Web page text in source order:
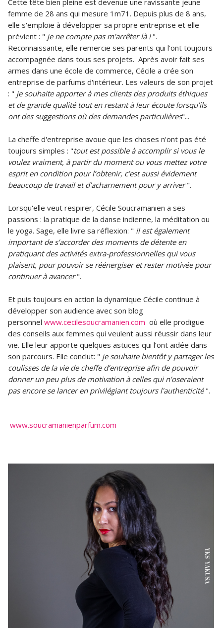
femme de 28 ans qui mesure 1m71. Depuis plus de 8 ans,
elle s'emploie à développer sa propre entreprise et elle
prévient : " je ne compte pas m’arrêter là !".
Reconnaissante, elle remercie ses parents qui l'ont toujours
accompagnée dans tous ses projets. Après avoir fait ses
armes dans une école de commerce, Cécile a crée son
entreprise de parfums d'intérieur. Les valeurs de son projet
: " je souhaite apporter à mes clients des produits éthiques
et de grande qualité tout en restant à leur écoute lorsqu’ils
ont des suggestions où des demandes particulières"...
La cheffe d'entreprise avoue que les choses n'ont pas été
toujours simples : "tout est possible à accomplir si vous le
voulez vraiment, à partir du moment ou vous mettez votre
esprit en condition pour l’obtenir, c’est aussi évidement
beaucoup de travail et d’acharnement pour y arriver".
Lorsqu'elle veut respirer, Cécile Soucramanien a ses
passions : la pratique de la danse indienne, la méditation ou
le yoga. Sage, elle livre sa réflexion: " il est également
important de s’accorder des moments de détente en
pratiquant des activités extra-professionnelles qui vous
plaisent, pour pouvoir se réénergiser et rester motivée pour
continuer à avancer".
Et puis toujours en action la dynamique Cécile continue à
développer son audience avec son blog
personnel www.cecilesoucramanien.com où elle prodigue
des conseils aux femmes qui veulent aussi réussir dans leur
vie. Elle leur apporte quelques astuces qui l’ont aidée dans
son parcours. Elle conclut: " je souhaite bientôt y partager les
coulisses de la vie de cheffe d’entreprise afin de pouvoir
donner un peu plus de motivation à celles qui n’oseraient
pas encore se lancer en privilégiant toujours l'authenticité".
www.soucramanienparfum.com